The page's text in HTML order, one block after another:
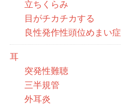
立ちくらみ
目がチカチカする
良性発作性頭位めまい症
耳
突発性難聴
三半規管
外耳炎